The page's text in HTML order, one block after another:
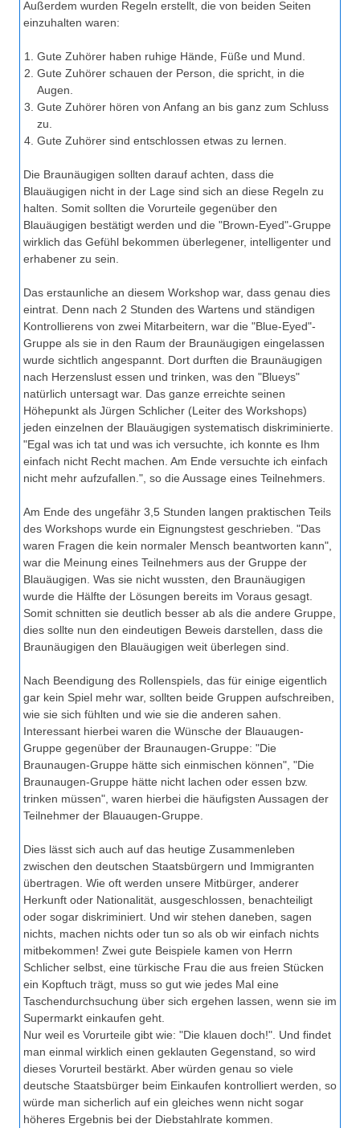
Außerdem wurden Regeln erstellt, die von beiden Seiten
einzuhalten waren:
Gute Zuhörer haben ruhige Hände, Füße und Mund.
Gute Zuhörer schauen der Person, die spricht, in die
Augen.
Gute Zuhörer hören von Anfang an bis ganz zum Schluss
zu.
Gute Zuhörer sind entschlossen etwas zu lernen.
Die Braunäugigen sollten darauf achten, dass die
Blauäugigen nicht in der Lage sind sich an diese Regeln zu
halten. Somit sollten die Vorurteile gegenüber den
Blauäugigen bestätigt werden und die "Brown-Eyed"-Gruppe
wirklich das Gefühl bekommen überlegener, intelligenter und
erhabener zu sein.
Das erstaunliche an diesem Workshop war, dass genau dies
eintrat. Denn nach 2 Stunden des Wartens und ständigen
Kontrollierens von zwei Mitarbeitern, war die "Blue-Eyed"-
Gruppe als sie in den Raum der Braunäugigen eingelassen
wurde sichtlich angespannt. Dort durften die Braunäugigen
nach Herzenslust essen und trinken, was den "Blueys"
natürlich untersagt war. Das ganze erreichte seinen
Höhepunkt als Jürgen Schlicher (Leiter des Workshops)
jeden einzelnen der Blauäugigen systematisch diskriminierte.
"Egal was ich tat und was ich versuchte, ich konnte es Ihm
einfach nicht Recht machen. Am Ende versuchte ich einfach
nicht mehr aufzufallen.", so die Aussage eines Teilnehmers.
Am Ende des ungefähr 3,5 Stunden langen praktischen Teils
des Workshops wurde ein Eignungstest geschrieben. "Das
waren Fragen die kein normaler Mensch beantworten kann",
war die Meinung eines Teilnehmers aus der Gruppe der
Blauäugigen. Was sie nicht wussten, den Braunäugigen
wurde die Hälfte der Lösungen bereits im Voraus gesagt.
Somit schnitten sie deutlich besser ab als die andere Gruppe,
dies sollte nun den eindeutigen Beweis darstellen, dass die
Braunäugigen den Blauäugigen weit überlegen sind.
Nach Beendigung des Rollenspiels, das für einige eigentlich
gar kein Spiel mehr war, sollten beide Gruppen aufschreiben,
wie sie sich fühlten und wie sie die anderen sahen.
Interessant hierbei waren die Wünsche der Blauaugen-
Gruppe gegenüber der Braunaugen-Gruppe: "Die
Braunaugen-Gruppe hätte sich einmischen können", "Die
Braunaugen-Gruppe hätte nicht lachen oder essen bzw.
trinken müssen", waren hierbei die häufigsten Aussagen der
Teilnehmer der Blauaugen-Gruppe.
Dies lässt sich auch auf das heutige Zusammenleben
zwischen den deutschen Staatsbürgern und Immigranten
übertragen. Wie oft werden unsere Mitbürger, anderer
Herkunft oder Nationalität, ausgeschlossen, benachteiligt
oder sogar diskriminiert. Und wir stehen daneben, sagen
nichts, machen nichts oder tun so als ob wir einfach nichts
mitbekommen! Zwei gute Beispiele kamen von Herrn
Schlicher selbst, eine türkische Frau die aus freien Stücken
ein Kopftuch trägt, muss so gut wie jedes Mal eine
Taschendurchsuchung über sich ergehen lassen, wenn sie im
Supermarkt einkaufen geht.
Nur weil es Vorurteile gibt wie: "Die klauen doch!". Und findet
man einmal wirklich einen geklauten Gegenstand, so wird
dieses Vorurteil bestärkt. Aber würden genau so viele
deutsche Staatsbürger beim Einkaufen kontrolliert werden, so
würde man sicherlich auf ein gleiches wenn nicht sogar
höheres Ergebnis bei der Diebstahlrate kommen.